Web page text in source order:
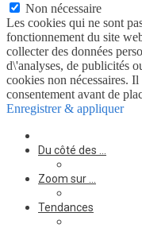
Non nécessaire
Les cookies qui ne sont
fonctionnement du site
collecter des données
d\'analyses, de publicités
cookies non nécessaires.
consentement avant de
Enregistrer & appliquer
Du côté des …
Zoom sur …
Tendances